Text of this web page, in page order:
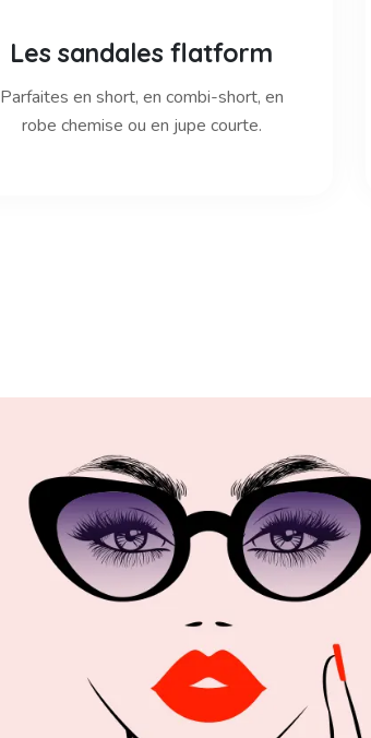
Les sandales flatform
Parfaites en short, en combi-short, en
robe chemise ou en jupe courte.